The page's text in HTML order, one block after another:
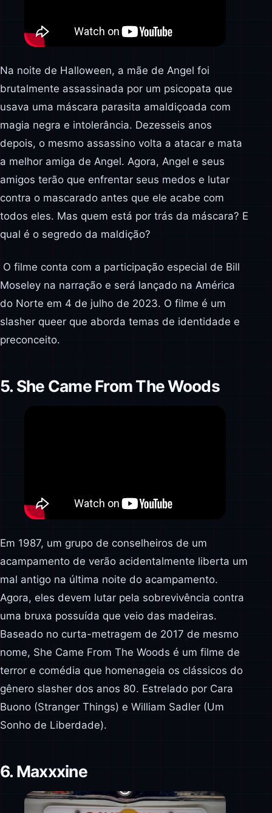
Na noite de Halloween, a mãe de Angel foi
brutalmente assassinada por um psicopata que
usava uma máscara parasita amaldiçoada com
magia negra e intolerância. Dezesseis anos
depois, o mesmo assassino volta a atacar e mata
a melhor amiga de Angel. Agora, Angel e seus
amigos terão que enfrentar seus medos e lutar
contra o mascarado antes que ele acabe com
todos eles. Mas quem está por trás da máscara? E
qual é o segredo da maldição?
O filme conta com a participação especial de Bill
Moseley na narração e será lançado na América
do Norte em 4 de julho de 2023. O filme é um
slasher queer que aborda temas de identidade e
preconceito.
5. She Came From The Woods
Em 1987, um grupo de conselheiros de um
acampamento de verão acidentalmente liberta um
mal antigo na última noite do acampamento.
Agora, eles devem lutar pela sobrevivência contra
uma bruxa possuída que veio das madeiras.
Baseado no curta-metragem de 2017 de mesmo
nome, She Came From The Woods é um filme de
terror e comédia que homenageia os clássicos do
gênero slasher dos anos 80. Estrelado por Cara
Buono (Stranger Things) e William Sadler (Um
Sonho de Liberdade).
6. Maxxxine